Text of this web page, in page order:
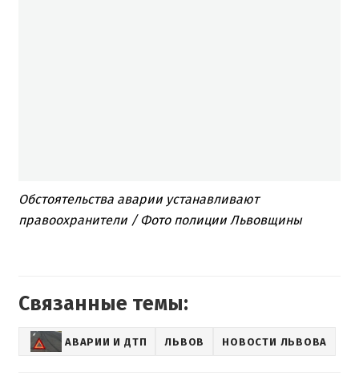
Обстоятельства аварии устанавливают
правоохранители / Фото полиции Львовщины
Связанные темы:
АВАРИИ И ДТП ЛЬВОВ НОВОСТИ ЛЬВОВА